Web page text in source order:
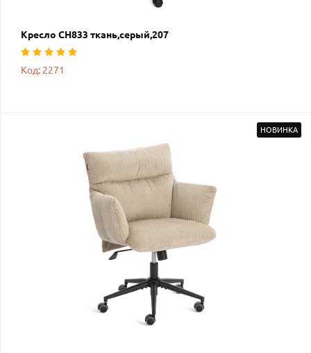
Кресло СН833 ткань,серый,207
Код: 2271
НОВИНКА